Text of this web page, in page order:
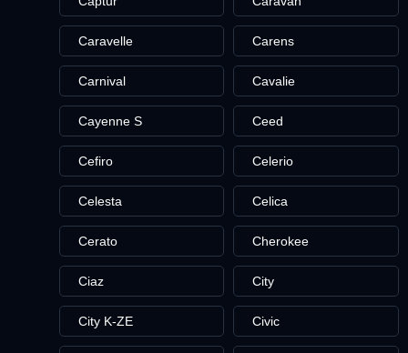
Caravelle Carens
Carnival Cavalie
Cayenne S Ceed
Cefiro Celerio
Celesta Celica
Cerato Cherokee
Ciaz City
City K-ZE Civic